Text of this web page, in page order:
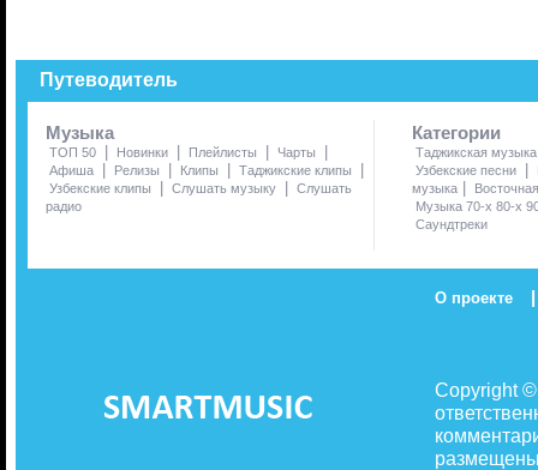
Путеводитель
Музыка
ТОП 50 | Новинки | Плейлисты | Чарты |
Афиша | Релизы | Клипы | Таджикские клипы |
Узбекские клипы | Слушать музыку | Слушать
радио
Категории
Таджикская музыка
Узбекские песни
|
музыка |
Музыка 70-х 80-х
Саундтреки
О проекте |
Copyright
размещены